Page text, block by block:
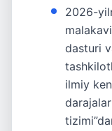
2026-
dasturi
ilmiy